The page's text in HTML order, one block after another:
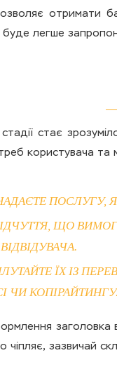
отримати
буде легше
стає
користувача та
ПОСЛУГУ,
ЩО
ЇХ ІЗ
ЧИ КОПІРАЙТИНГУ.
заголовка
зазвичай